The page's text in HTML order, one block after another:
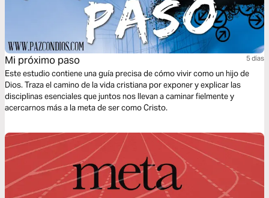
Mi próximo paso 5 dias
Este estudio contiene una guía precisa de cómo vivir como un hijo de
Dios. Traza el camino de la vida cristiana por exponer y explicar las
disciplinas esenciales que juntos nos llevan a caminar fielmente y
acercarnos más a la meta de ser como Cristo.